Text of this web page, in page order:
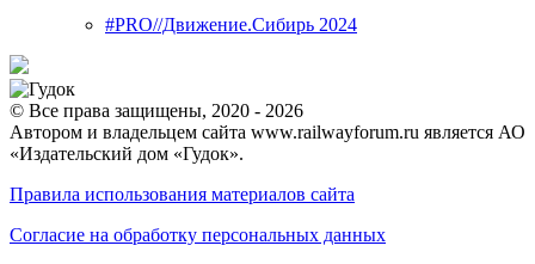
#PRO//Движение.Сибирь 2024
© Все права защищены, 2020 - 2026
Автором и владельцем сайта www.railwayforum.ru является АО
«Издательский дом «Гудок».
Правила использования материалов сайта
Согласие на обработку персональных данных